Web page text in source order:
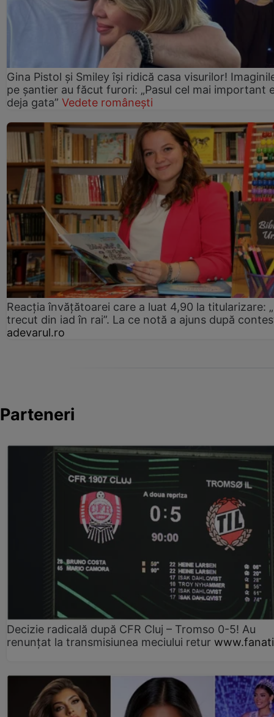
Gina Pistol și Smiley își ridică casa visurilor!
pe șantier au făcut furori: „Pasul cel mai important
deja gata” Vedete românești
Reacția învățătoarei care a luat 4,90 la titularizare:
trecut din iad în rai”. La ce notă a ajuns după
adevarul.ro
Parteneri
Decizie radicală după CFR Cluj – Tromso 0-5! Au
renunțat la transmisiunea meciului retur